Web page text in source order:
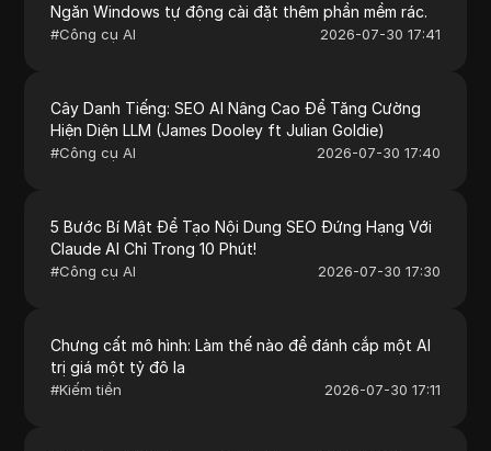
Ngăn Windows tự động cài đặt thêm phần mềm rác.
#Công cụ AI 2026-07-30 17:41
Cây Danh Tiếng: SEO AI Nâng Cao Để Tăng Cường
Hiện Diện LLM (James Dooley ft Julian Goldie)
#Công cụ AI 2026-07-30 17:40
5 Bước Bí Mật Để Tạo Nội Dung SEO Đứng Hạng Với
Claude AI Chỉ Trong 10 Phút!
#Công cụ AI 2026-07-30 17:30
Chưng cất mô hình: Làm thế nào để đánh cắp một AI
trị giá một tỷ đô la
#Kiếm tiền 2026-07-30 17:11